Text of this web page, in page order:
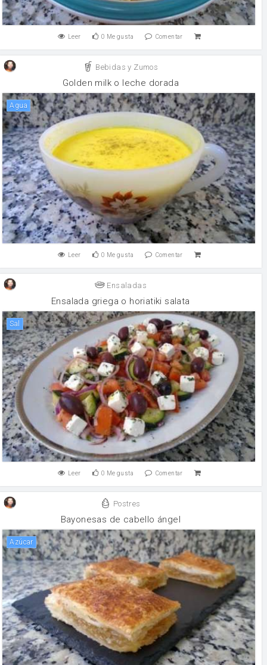
Leer 0 Me gusta Comentar
Bebidas y Zumos
Golden milk o leche dorada
agua
Leer 0 Me gusta Comentar
Ensaladas
Ensalada griega o horiatiki salata
sal
Leer 0 Me gusta Comentar
Postres
Bayonesas de cabello ángel
Azúcar